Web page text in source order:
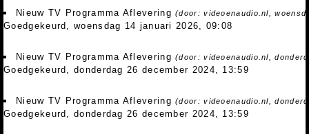
Nieuw TV Programma Aflevering(door: videoenaudio.nl,
Goedgekeurd, woensdag 14 januari 2026, 09:08
Nieuw TV Programma Aflevering(door: videoenaudio.nl,
Goedgekeurd, donderdag 26 december 2024, 13:59
Nieuw TV Programma Aflevering(door: videoenaudio.nl,
Goedgekeurd, donderdag 26 december 2024, 13:59